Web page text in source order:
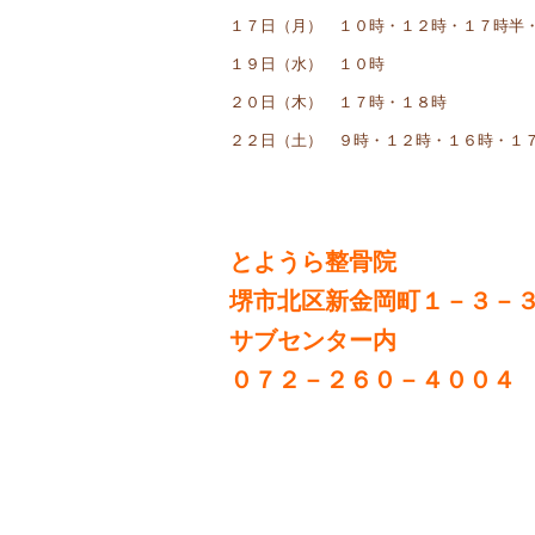
１７日（月） １０時・１２時・１７時半
１９日（水） １０時
２０日（木） １７時・１８時
２２日（土） ９時・１２時・１６時・１
とようら整骨院
堺市北区新金岡町１－３－
サブセンター内
０７２－２６０－４００４